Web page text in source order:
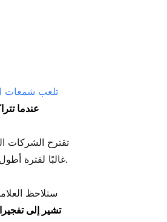
تلعب شمعات
عندما
غالبًا لفترة أطول بنسبة 50% من نظيراتها النحاسية. تجاهل الشموع التالفة قد يؤدي إلى تلف ملفات الإشعال - وهو خطأ مكلف يندم عليه العديد من السائقين.